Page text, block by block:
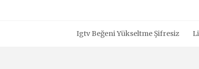
Igtv Beğeni Yükseltme Şifresiz